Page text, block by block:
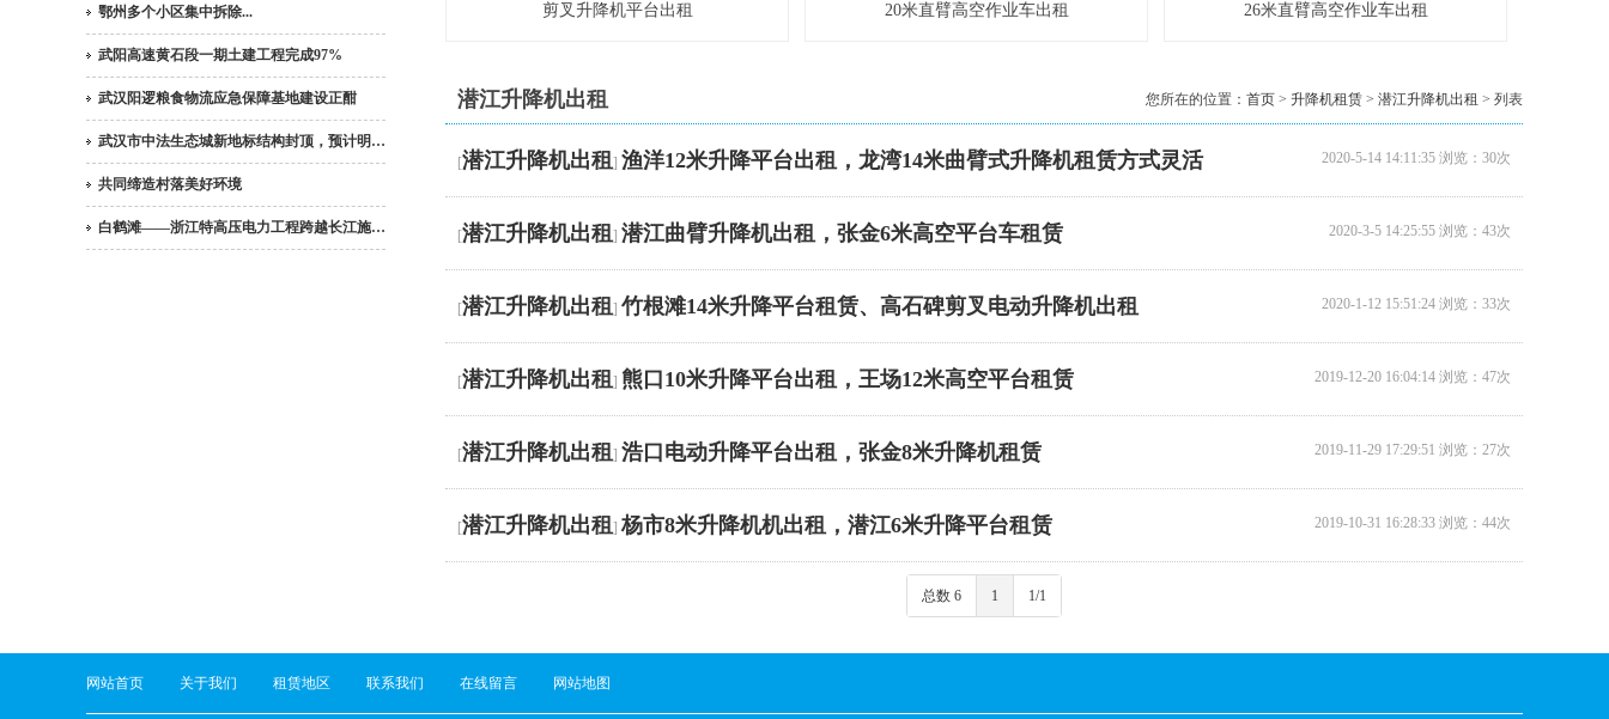
鄂州多个小区集中拆除...
武阳高速黄石段一期土建工程完成97%
武汉阳逻粮食物流应急保障基地建设正酣
武汉市中法生态城新地标结构封顶，预计明…
共同缔造村落美好环境
白鹤滩——浙江特高压电力工程跨越长江施…
1
4
剪叉升降机平台出租 20米直臂高空作业车出租 26米直臂高空作业车出租
您所在的位置： 首页 > 升降机租赁 > 潜江升降机出租 > 列表
潜江升降机出租
2020-5-14 14:11:35 浏览：30次
[潜江升降机出租] 渔洋12米升降平台出租，龙湾14米曲臂式升降机租赁方式灵活
2020-3-5 14:25:55 浏览：43次
[潜江升降机出租] 潜江曲臂升降机出租，张金6米高空平台车租赁
2020-1-12 15:51:24 浏览：33次
[潜江升降机出租] 竹根滩14米升降平台租赁、高石碑剪叉电动升降机出租
2019-12-20 16:04:14 浏览：47次
[潜江升降机出租] 熊口10米升降平台出租，王场12米高空平台租赁
2019-11-29 17:29:51 浏览：27次
[潜江升降机出租] 浩口电动升降平台出租，张金8米升降机租赁
2019-10-31 16:28:33 浏览：44次
[潜江升降机出租]杨市8米升降机机出租，潜江6米升降平台租赁
总数 6 1 1/1
网站首页 关于我们 租赁地区 联系我们 在线留言 网站地图